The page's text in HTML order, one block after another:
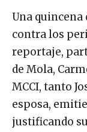
Una quincena
contra los
reportaje,
de Mola,
MCCI, tanto
esposa,
justificando